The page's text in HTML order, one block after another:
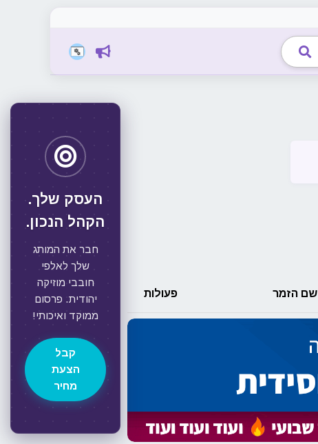
שם הזמר פעולות
העסק שלך.
הקהל הנכון.
חבר את המותג
שלך לאלפי
חובבי מוזיקה
יהודית. פרסום
ממוקד ואיכותי!
קבל
הצעת
מחיר